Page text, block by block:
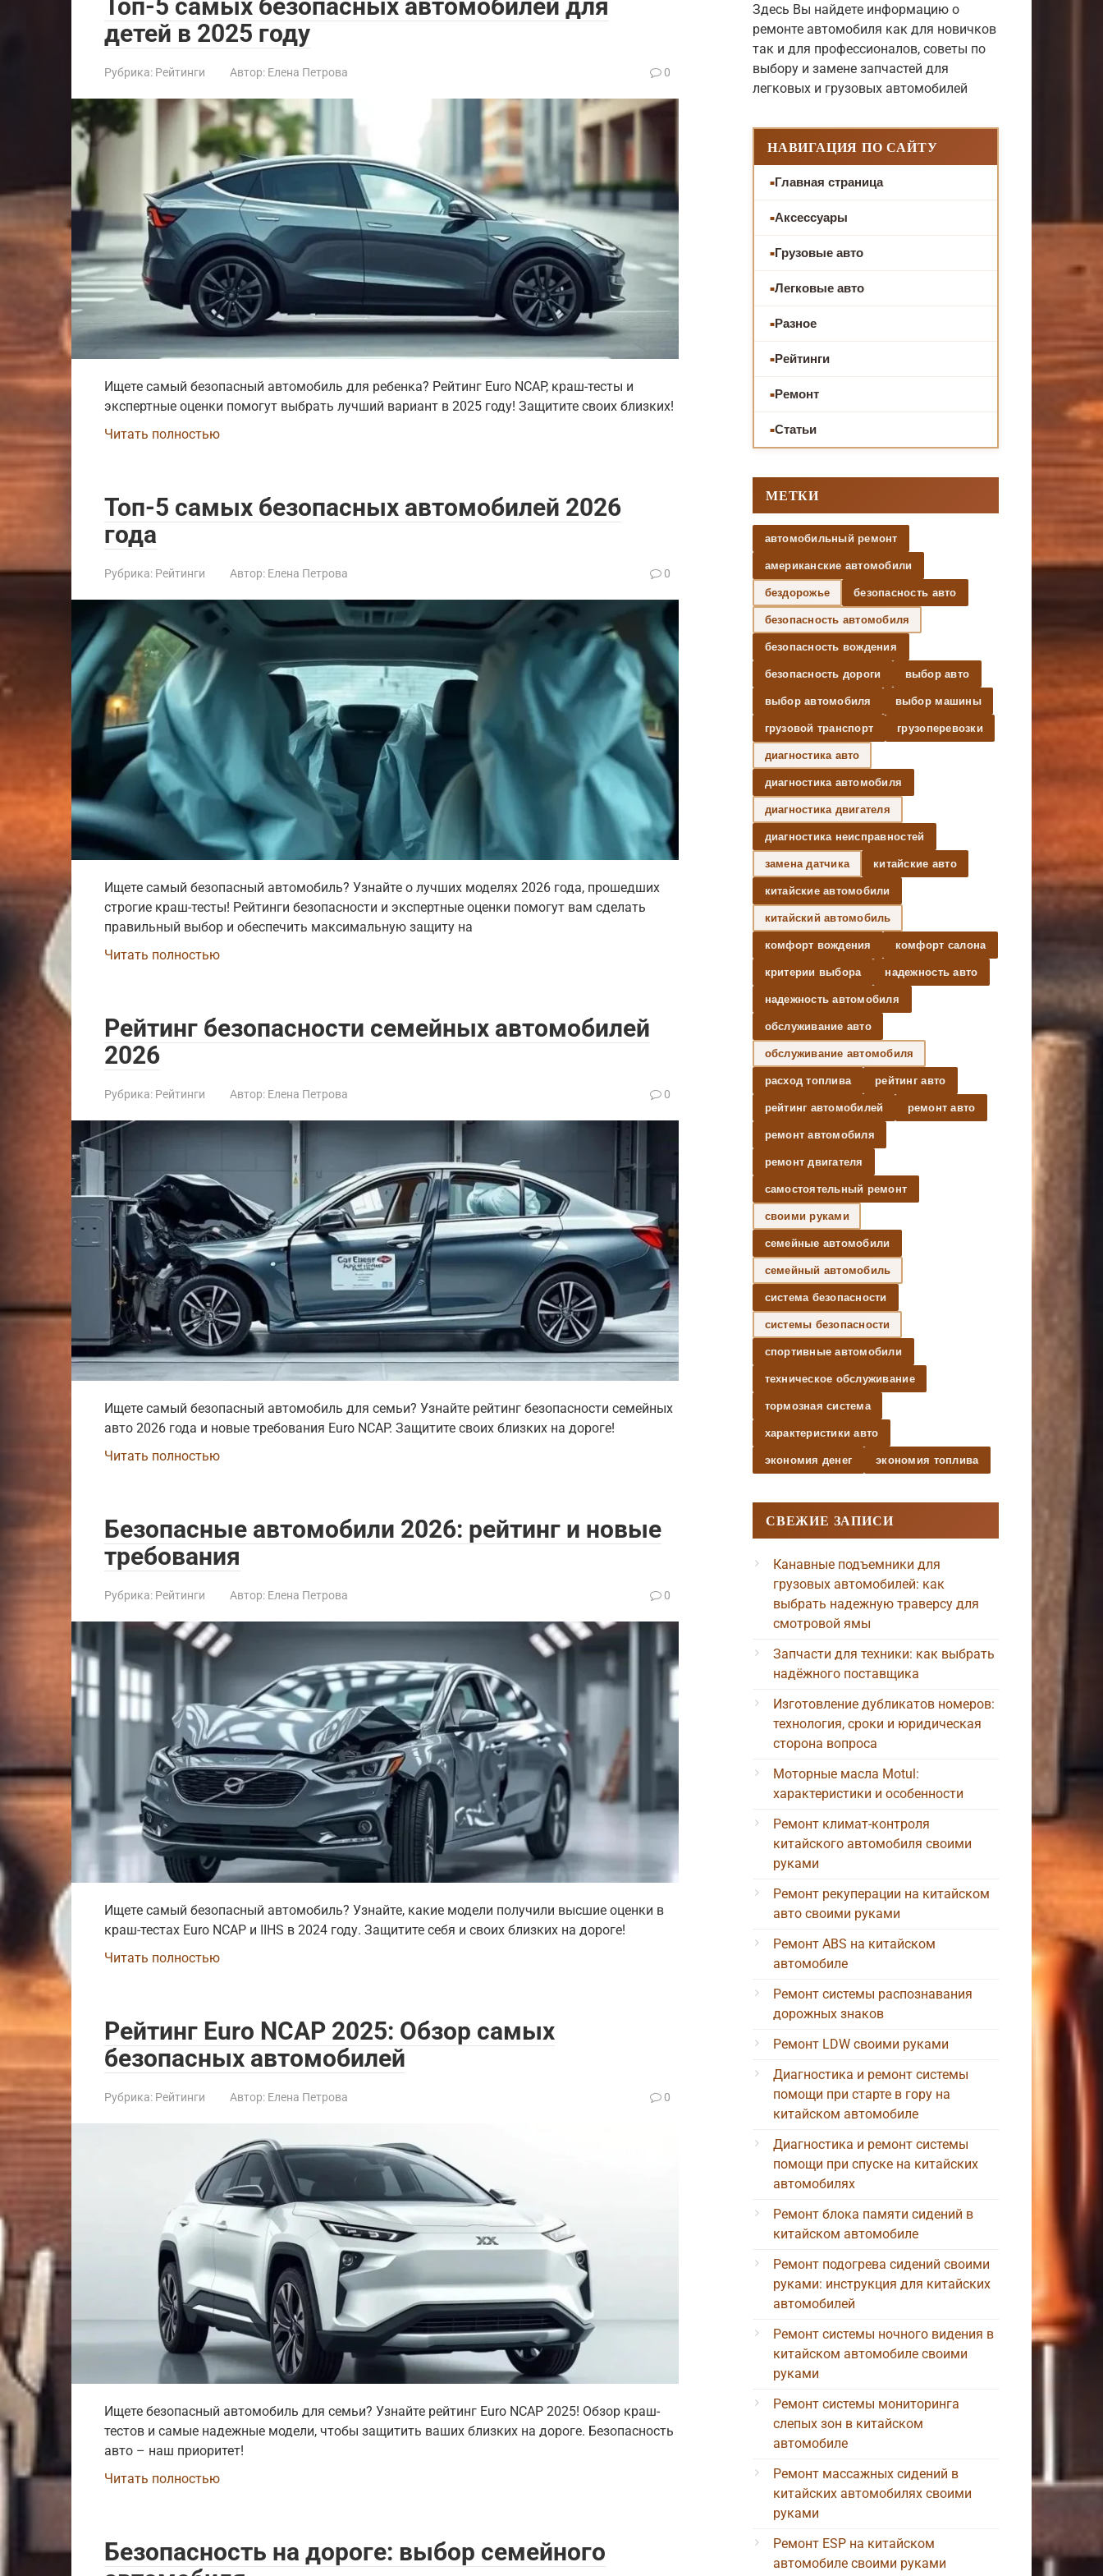
Топ-5 самых безопасных автомобилей для
детей в 2025 году
Рубрика: Рейтинги Автор: Елена Петрова 0
Ищете самый безопасный автомобиль для ребенка? Рейтинг Euro NCAP, краш-тесты и
экспертные оценки помогут выбрать лучший вариант в 2025 году! Защитите своих близких!
Читать полностью
Топ-5 самых безопасных автомобилей 2026
года
Рубрика: Рейтинги Автор: Елена Петрова 0
Ищете самый безопасный автомобиль? Узнайте о лучших моделях 2026 года, прошедших
строгие краш-тесты! Рейтинги безопасности и экспертные оценки помогут вам сделать
правильный выбор и обеспечить максимальную защиту на
Читать полностью
Рейтинг безопасности семейных автомобилей
2026
Рубрика: Рейтинги Автор: Елена Петрова 0
Ищете самый безопасный автомобиль для семьи? Узнайте рейтинг безопасности семейных
авто 2026 года и новые требования Euro NCAP. Защитите своих близких на дороге!
Читать полностью
Безопасные автомобили 2026: рейтинг и новые
требования
Рубрика: Рейтинги Автор: Елена Петрова 0
Ищете самый безопасный автомобиль? Узнайте, какие модели получили высшие оценки в
краш-тестах Euro NCAP и IIHS в 2024 году. Защитите себя и своих близких на дороге!
Читать полностью
Рейтинг Euro NCAP 2025: Обзор самых
безопасных автомобилей
Рубрика: Рейтинги Автор: Елена Петрова 0
Ищете безопасный автомобиль для семьи? Узнайте рейтинг Euro NCAP 2025! Обзор краш-
тестов и самые надежные модели, чтобы защитить ваших близких на дороге. Безопасность
авто – наш приоритет!
Читать полностью
Безопасность на дороге: выбор семейного
Здесь Вы найдете информацию о
ремонте автомобиля как для новичков
так и для профессионалов, советы по
выбору и замене запчастей для
легковых и грузовых автомобилей
НАВИГАЦИЯ ПО САЙТУ
Главная страница
Аксессуары
Грузовые авто
Легковые авто
Разное
Рейтинги
Ремонт
Статьи
МЕТКИ
автомобильный ремонт
американские автомобили
бездорожье безопасность авто
безопасность автомобиля
безопасность вождения
безопасность дороги выбор авто
выбор автомобиля выбор машины
грузовой транспорт грузоперевозки
диагностика авто
диагностика автомобиля
диагностика двигателя
диагностика неисправностей
замена датчика китайские авто
китайские автомобили
китайский автомобиль
комфорт вождения комфорт салона
критерии выбора надежность авто
надежность автомобиля
обслуживание авто
обслуживание автомобиля
расход топлива рейтинг авто
рейтинг автомобилей ремонт авто
ремонт автомобиля
ремонт двигателя
самостоятельный ремонт
своими руками
семейные автомобили
семейный автомобиль
система безопасности
системы безопасности
спортивные автомобили
техническое обслуживание
тормозная система
характеристики авто
экономия денег экономия топлива
СВЕЖИЕ ЗАПИСИ
Канавные подъемники для
грузовых автомобилей: как
выбрать надежную траверсу для
смотровой ямы
Запчасти для техники: как выбрать
надёжного поставщика
Изготовление дубликатов номеров:
технология, сроки и юридическая
сторона вопроса
Моторные масла Motul:
характеристики и особенности
Ремонт климат-контроля
китайского автомобиля своими
руками
Ремонт рекуперации на китайском
авто своими руками
Ремонт ABS на китайском
автомобиле
Ремонт системы распознавания
дорожных знаков
Ремонт LDW своими руками
Диагностика и ремонт системы
помощи при старте в гору на
китайском автомобиле
Диагностика и ремонт системы
помощи при спуске на китайских
автомобилях
Ремонт блока памяти сидений в
китайском автомобиле
Ремонт подогрева сидений своими
руками: инструкция для китайских
автомобилей
Ремонт системы ночного видения в
китайском автомобиле своими
руками
Ремонт системы мониторинга
слепых зон в китайском
автомобиле
Ремонт массажных сидений в
китайских автомобилях своими
руками
Ремонт ESP на китайском
автомобиле своими руками